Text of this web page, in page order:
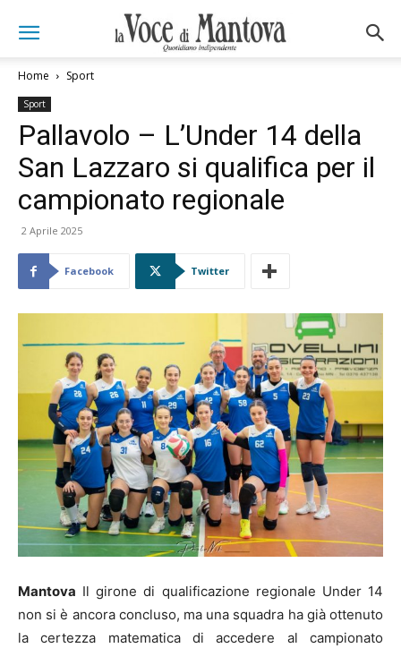
Home Sport
Sport
Pallavolo – L’Under 14 della
San Lazzaro si qualifica per il
campionato regionale
2 Aprile 2025
Facebook Twitter
Mantova Il girone di qualificazione regionale Under 14
non si è ancora concluso, ma una squadra ha già ottenuto
la certezza matematica di accedere al campionato